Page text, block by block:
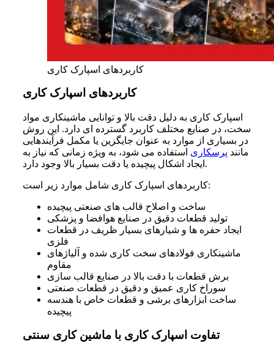
کاربردهای اسپارک کاری
کاربردهای اسپارک کاری
اسپارک کاری به دلیل دقت بالا و توانایی ماشینکاری مواد
سخت، در صنایع مختلف کاربرد گسترده ای دارد. این روش
در بسیاری از موارد به عنوان جایگزین یا مکمل فرآیندهایی
مانند پرسکاری استفاده می شود، به ویژه زمانی که نیاز به
ایجاد اشکال پیچیده یا دقت بسیار بالا وجود دارد.
کاربردهای اسپارک کاری شامل موارد زیر است:
ساخت و اصلاح قالب های صنعتی پیچیده
تولید قطعات دقیق در صنایع هوافضا و پزشکی
ایجاد حفره ها و شیارهای بسیار ظریف در قطعات
فلزی
ماشینکاری فولادهای سخت کاری شده و آلیاژهای
مقاوم
برش قطعات با دقت بالا در صنایع قالب سازی
سوراخ کاری عمیق و دقیق در قطعات صنعتی
ساخت ابزارهای برشی و قطعات خاص با هندسه
پیچیده
تفاوت اسپارک کاری با ماشین کاری سنتی